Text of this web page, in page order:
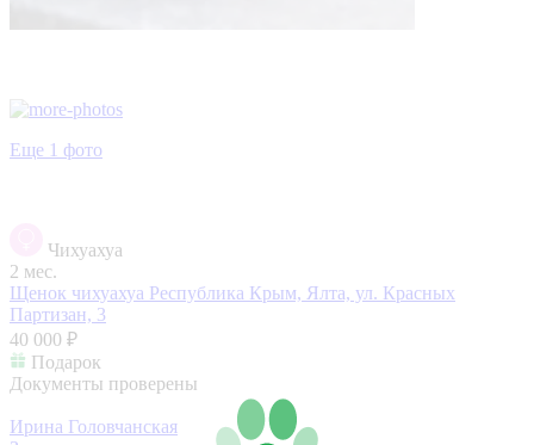
Еще 1 фото
Чихуахуа
2 мес.
Щенок чихуахуа Республика Крым, Ялта, ул. Красных
Партизан, 3
40 000 ₽
Подарок
Документы проверены
Ирина Головчанская